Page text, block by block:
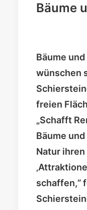
Bäume
Bäume und
wünschen
freien
„Schafft
Bäume
Natur
schaffen,“